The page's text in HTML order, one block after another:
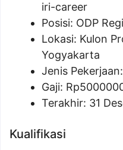
iri-career
Posisi: ODP
Lokasi: Kulon
Yogyakarta
Jenis
Gaji: Rp
Terakhir: 31
Kualifikasi